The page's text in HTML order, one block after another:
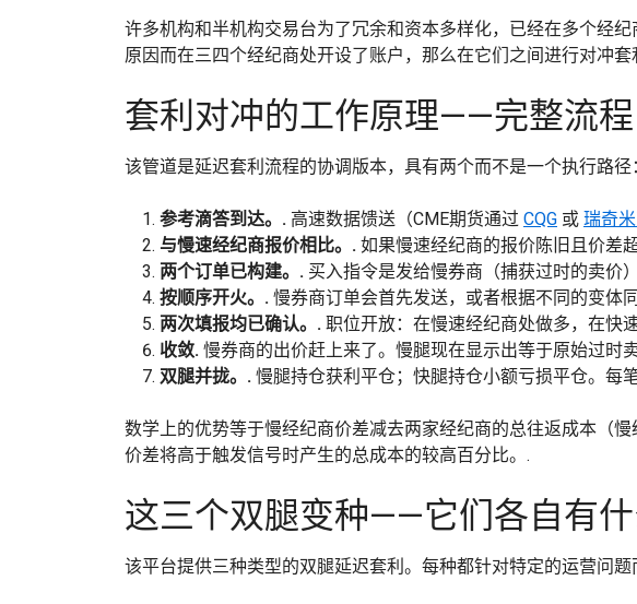
许多机构和半机构交易台为了冗余和资本多样化，已经在多个经
原因而在三四个经纪商处开设了账户，那么在它们之间进行对冲套
套利对冲的工作原理——完整流程
该管道是延迟套利流程的协调版本，具有两个而不是一个执行路径
参考滴答到达。. 高速数据馈送（CME期货通过 CQG 或 瑞奇
与慢速经纪商报价相比。. 如果慢速经纪商的报价陈旧且价差
两个订单已构建。. 买入指令是发给慢券商（捕获过时的卖价
按顺序开火。. 慢券商订单会首先发送，或者根据不同的变体
两次填报均已确认。. 职位开放：在慢速经纪商处做多，在快
收敛. 慢券商的出价赶上来了。慢腿现在显示出等于原始过时
双腿并拢。. 慢腿持仓获利平仓；快腿持仓小额亏损平仓。每
数学上的优势等于慢经纪商价差减去两家经纪商的总往返成本（
价差将高于触发信号时产生的总成本的较高百分比。.
这三个双腿变种——它们各自有什
该平台提供三种类型的双腿延迟套利。每种都针对特定的运营问